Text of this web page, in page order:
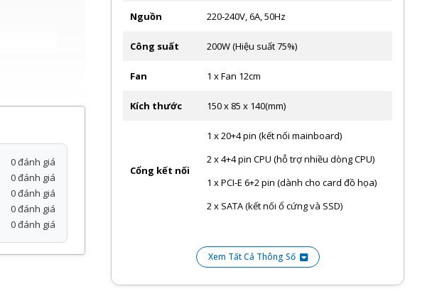
0 đánh giá
0 đánh giá
0 đánh giá
0 đánh giá
0 đánh giá
Nguồn 220-240V, 6A, 50Hz
Công suất 200W (Hiệu suất 75%)
Fan 1 x Fan 12cm
Kích thước 150 x 85 x 140(mm)
Cổng kết nối
1 x 20+4 pin (kết nối mainboard)
2 x 4+4 pin CPU (hỗ trợ nhiều dòng CPU)
1 x PCI-E 6+2 pin (dành cho card đồ họa)
2 x SATA (kết nối ổ cứng và SSD)
Xem Tất Cả Thông Số